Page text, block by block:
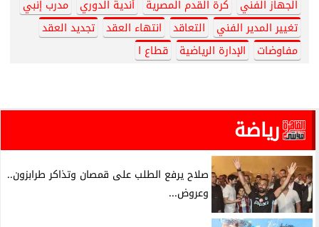
الجهاز الفني كرة القدم المصرية أندية الدوري
مدرب إنبي
تغيير المدير الفني
التعاقد انتهاء العقد
تجديد العقد
مفاوضات
الإدارة الرياضية قطاع ا
رياضة
صلاح يرفع الطلب على قمصان وتذاكر طرابزون..
وعروض...